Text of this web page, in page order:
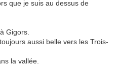
que je suis au dessus de
Gigors.
aussi belle vers les Trois-
la vallée.